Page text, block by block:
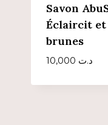
Savon
Éclaircit
brunes
د.ت